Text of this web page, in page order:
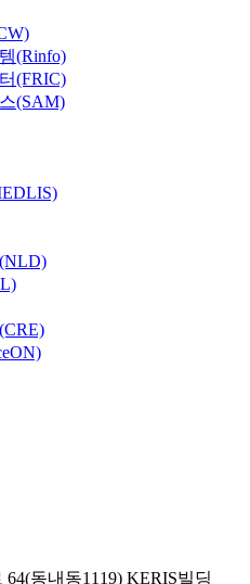
(Rinfo)
(FRIC)
(SAM)
동내동1119) KERIS빌딩